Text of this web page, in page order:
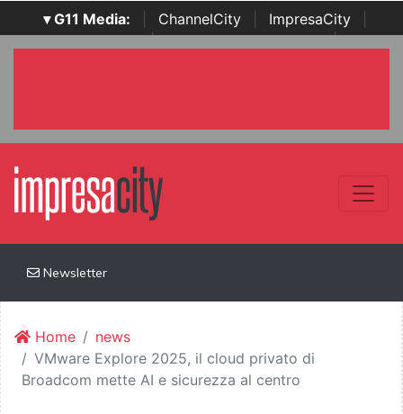
▾ G11 Media: ChannelCity ImpresaCity
SecurityOpenLab | Italian Channel Awards | Italian
Newsletter
Home
news
VMware Explore 2025, il cloud privato di
Broadcom mette AI e sicurezza al centro